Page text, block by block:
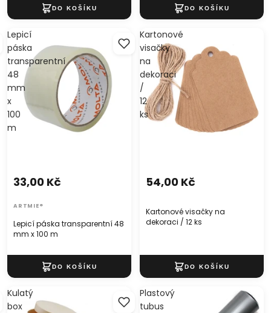
Lepicí
páska
transparentní
48
mm
x
100
m
Lepicí páska transparentní 48
mm x 100 m
33,00 Kč
ARTMIE®
Kartonové
visačky
na
dekoraci
/
12
ks
Kartonové visačky na
dekoraci / 12 ks
54,00 Kč
Kulatý
box
Plastový
tubus